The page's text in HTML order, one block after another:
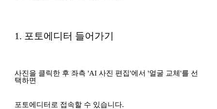
1. 포토에디터 들어가기
사진을 클릭한 후 좌측 'AI 사진 편집'에서 '얼굴 교체'를 선
택하면
포토에디터로 접속할 수 있습니다.